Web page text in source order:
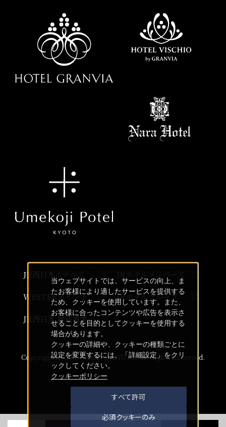
JR西日本ホテルズ
JRホテルメンバーズ
WESTERポイント
JRホテルグループ
JR西日本 創造事業
Copyright HOTEL GRANVIA KYOTO, All Rights Reserved.
当ウェブサイトでは、サービスの向上、ま
たお客様により適したサービスを提供する
ため、クッキーを使用しています。また、
お客様に合ったコンテンツや広告を表示さ
せることを目的としてクッキーを使用する
場合があります。
クッキーの詳細や、クッキーの種類ごとに
設定を変更するには、「詳細設定」をクリ
ックしてください。
クッキーポリシー
すべて許可
必須クッキーのみ